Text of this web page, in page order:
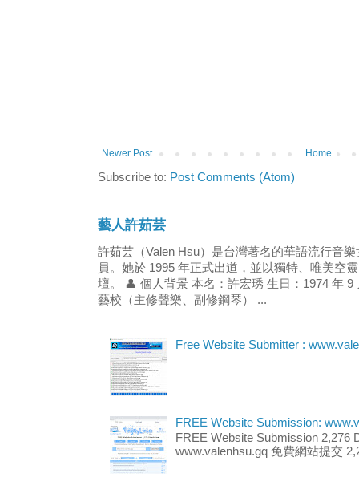
Newer Post Home
Subscribe to: Post Comments (Atom)
藝人許茹芸
許茹芸（Valen Hsu）是台灣著名的華語流行音
員。她於 1995 年正式出道，並以獨特、唯美空
壇。 👤 個人背景 本名：許宏琇 生日：1974 年
藝校（主修聲樂、副修鋼琴） ...
Free Website Submitter :
FREE Website Submission:
FREE Website Submission 2,276
www.valenhsu.gq 免費網站提交